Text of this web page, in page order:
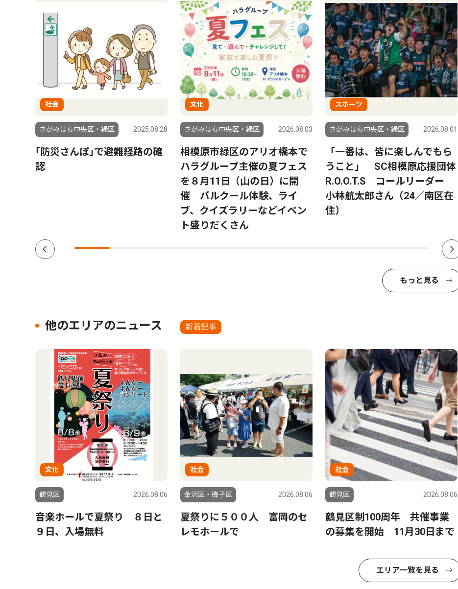
社会
さがみはら中央区・緑区 2025.08.28
｢防災さんぽ｣で避難経路の確
認
文化
さがみはら中央区・緑区 2026.08.03
相模原市緑区のアリオ橋本で
ハラグループ主催の夏フェス
を８月11日（山の日）に開
催 パルクール体験、ライ
ブ、クイズラリーなどイベン
ト盛りだくさん
スポーツ
さがみはら中央区・緑区 2026.08.01
「一番は、皆に楽しんでもら
うこと」 SC相模原応援団体
R.O.O.T.S コールリーダー
小林航太郎さん（24／南区在
住）
もっと見る
他のエリアのニュース 新着記事
文化
鶴見区 2026.08.06
音楽ホールで夏祭り ８日と
９日、入場無料
社会
金沢区・磯子区 2026.08.06
夏祭りに５００人 富岡のセ
レモホールで
社会
鶴見区 2026.08.06
鶴見区制100周年 共催事業
の募集を開始 11月30日まで
エリア一覧を見る